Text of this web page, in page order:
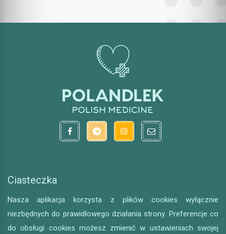
Ciasteczka
Nasza aplikacja korzysta z plików cookies wyłącznie
niezbędnych do prawidłowego działania strony. Preferencje co
do obsługi cookies możesz zmienić w ustawieniach swojej